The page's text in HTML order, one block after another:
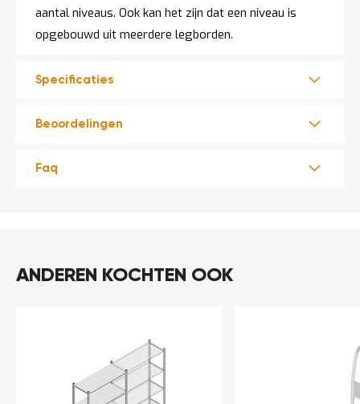
aantal niveaus. Ook kan het zijn dat een niveau is
opgebouwd uit meerdere legborden.
Specificaties
Beoordelingen
Faq
ANDEREN KOCHTEN OOK